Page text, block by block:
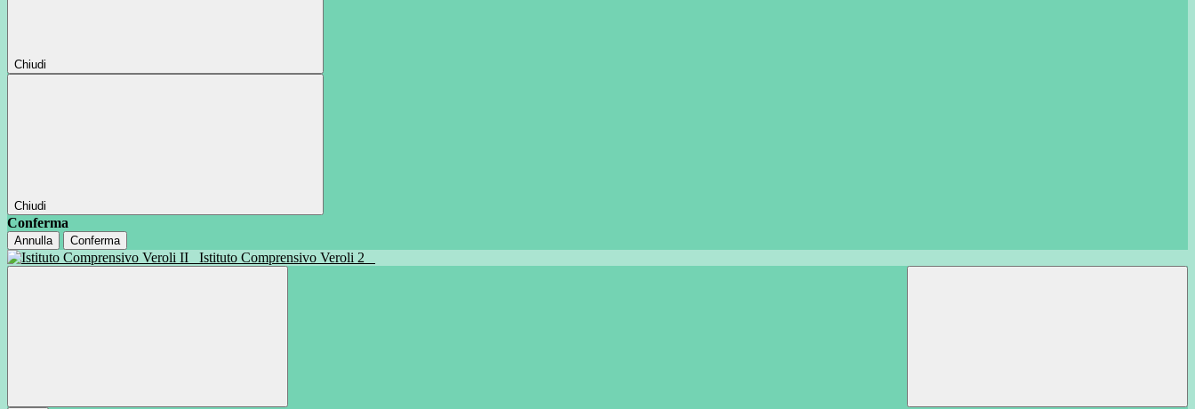
Chiudi
Chiudi
Conferma
Annulla Conferma
Istituto Comprensivo Veroli 2